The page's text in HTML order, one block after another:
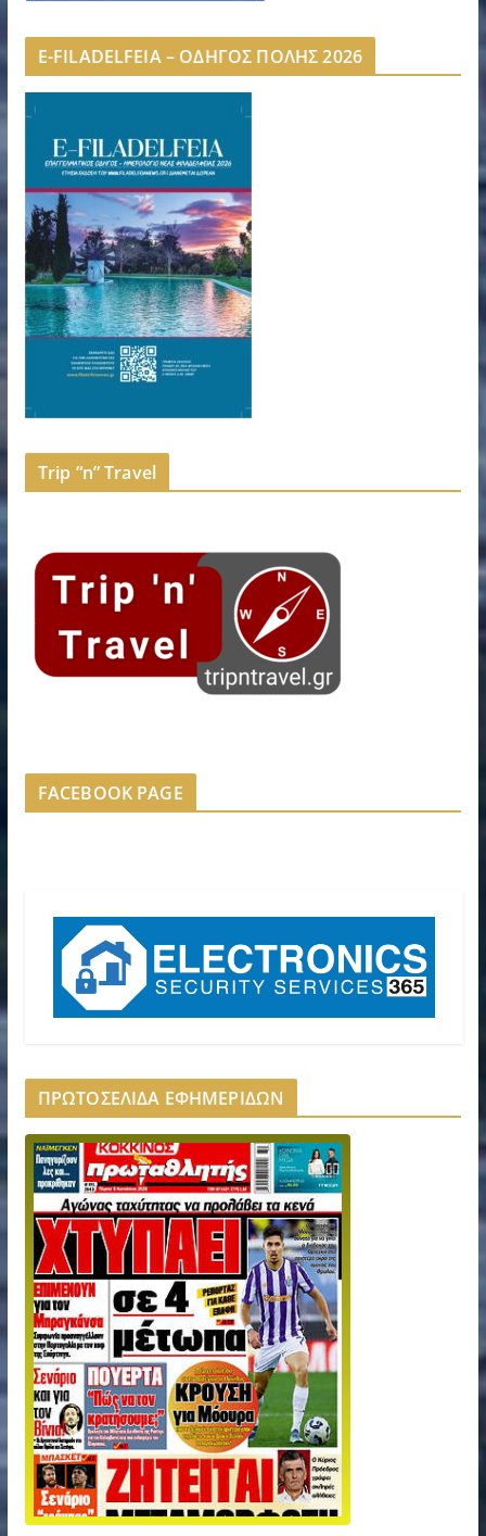
E-FILADELFEIA – ΟΔΗΓΟΣ ΠΟΛΗΣ 2026
Trip “n” Travel
FACEBOOK PAGE
ΠΡΩΤΟΣΕΛΙΔΑ ΕΦΗΜΕΡΙΔΩΝ